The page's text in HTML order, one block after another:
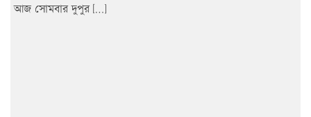
আজ সোমবার দুপুর […]